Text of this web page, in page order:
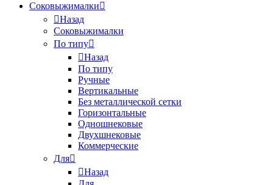
Соковыжималки
Назад
Соковыжималки
По типу
Назад
По типу
Ручные
Вертикальные
Без металлической сетки
Горизонтальные
Одношнековые
Двухшнековые
Коммерческие
Для
Назад